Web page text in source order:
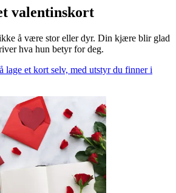
valentinskort
å være stor eller dyr. Din kjære blir glad
hva hun betyr for deg.
lage et kort selv, med utstyr du finner i